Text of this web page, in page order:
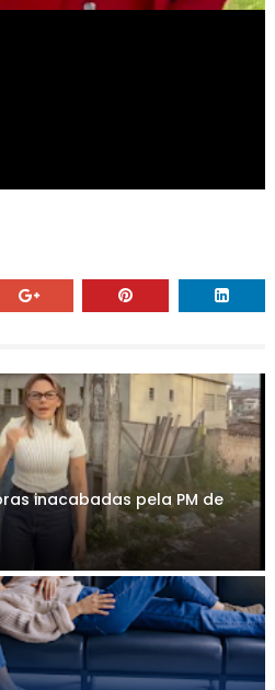
inacabadas pela PM de